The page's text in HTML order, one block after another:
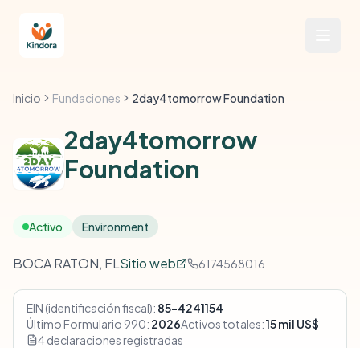
Inicio Fundaciones 2day4tomorrow Foundation
2day4tomorrow
Foundation
Activo Environment
BOCA RATON, FLSitio web 6174568016
EIN (identificación fiscal): 85-4241154
Último Formulario 990: 2026Activos totales:15 mil US$
4 declaraciones registradas